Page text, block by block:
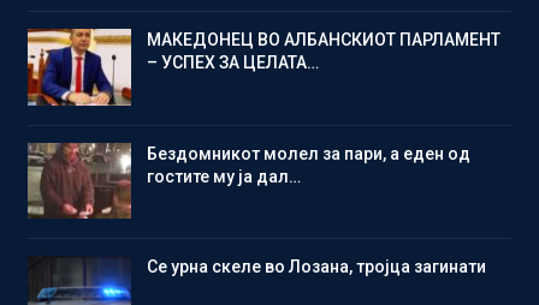
МАКЕДОНЕЦ ВО АЛБАНСКИОТ ПАРЛАМЕНТ
– УСПЕХ ЗА ЦЕЛАТА…
Бездомникот молел за пари, а еден од
гостите му ја дал…
Се урна скеле во Лозана, тројца загинати